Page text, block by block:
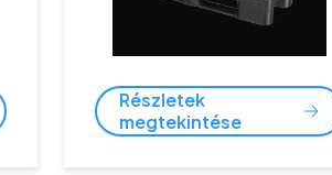
Részletek
megtekintése